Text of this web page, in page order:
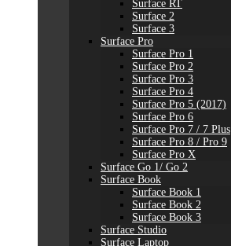
Surface RT
Surface 2
Surface 3
Surface Pro
Surface Pro 1
Surface Pro 2
Surface Pro 3
Surface Pro 4
Surface Pro 5 (2017)
Surface Pro 6
Surface Pro 7 / 7 Plus
Surface Pro 8 / Pro 9
Surface Pro X
Surface Go 1/ Go 2
Surface Book
Surface Book 1
Surface Book 2
Surface Book 3
Surface Studio
Surface Laptop